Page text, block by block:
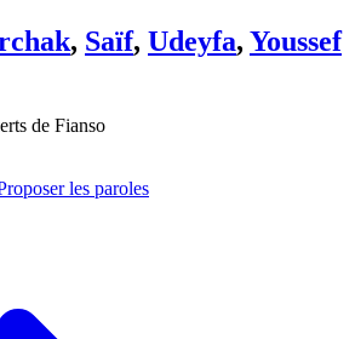
, Saïf, Udeyfa, Youssef
de Fianso
les paroles